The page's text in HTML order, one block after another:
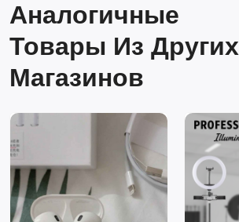
Аналогичные
Товары Из Других
Магазинов